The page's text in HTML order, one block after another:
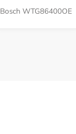
Bosch WTG86400OE